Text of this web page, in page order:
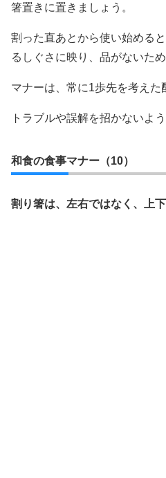
箸置きに置きましょう。
割った直あとから使い始める
るしぐさに映り、品がないため
マナーは、常に1歩先を考えた
トラブルや誤解を招かないよ
和食の食事マナー（10）
割り箸は、左右ではなく、上下